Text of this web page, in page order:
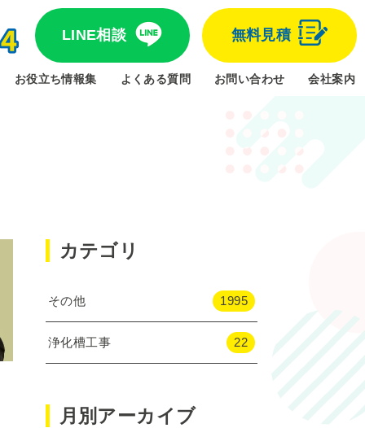
LINE相談 無料見積
お役立ち情報集 よくある質問 お問い合わせ 会社案内
カテゴリ
その他 1995
浄化槽工事 22
月別アーカイブ